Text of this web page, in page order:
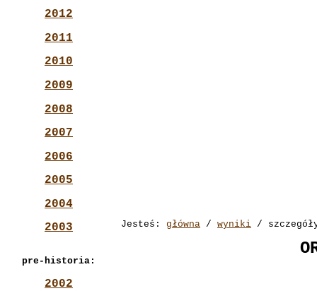
2012
2011
2010
2009
2008
2007
2006
2005
2004
2003
pre-historia:
2002
Jesteś: główna / wyniki /